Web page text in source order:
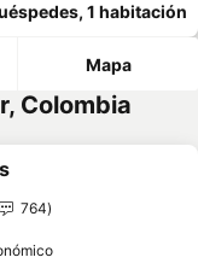
1 habitación
Mapa
Colombia
favoritos
764
Ver precios